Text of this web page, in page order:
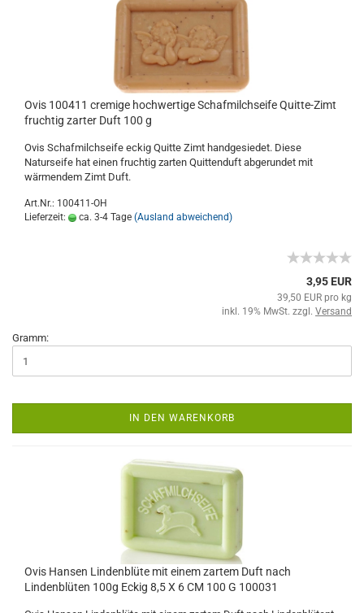
Ovis 100411 cremige hochwertige Schafmilchseife Quitte-Zimt
fruchtig zarter Duft 100 g
Ovis Schafmilchseife eckig Quitte Zimt handgesiedet. Diese
Naturseife hat einen fruchtig zarten Quittenduft abgerundet mit
wärmendem Zimt Duft.
Art.Nr.: 100411-OH
Lieferzeit:
ca. 3-4 Tage (Ausland abweichend)
3,95 EUR
39,50 EUR pro kg
inkl. 19% MwSt. zzgl. Versand
Gramm:
IN DEN WARENKORB
Ovis Hansen Lindenblüte mit einem zartem Duft nach
Lindenblüten 100g Eckig 8,5 X 6 CM 100 G 100031